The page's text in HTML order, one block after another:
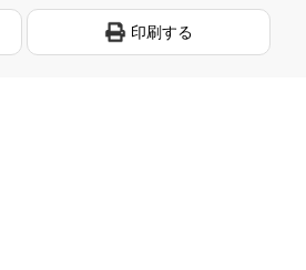
印刷する